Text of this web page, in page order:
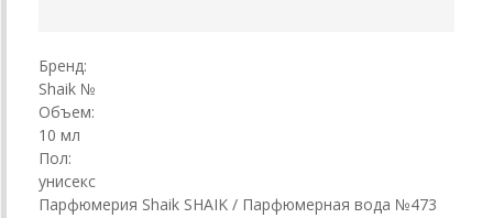
Бренд:
Shaik №
Объем:
10 мл
Пол:
унисекс
Парфюмерия Shaik SHAIK / Парфюмерная вода №473